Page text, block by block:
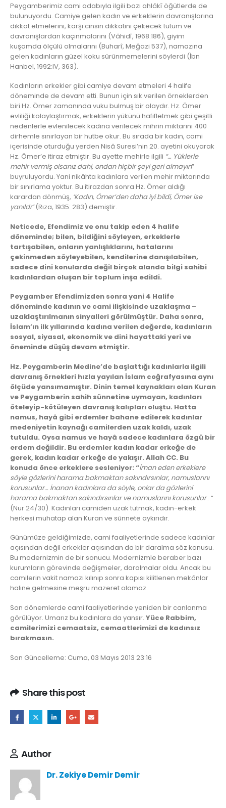
Peygamberimiz cami adabıyla ilgili bazı ahlâkî öğütlerde de
bulunuyordu. Camiye gelen kadın ve erkeklerin davranışlarına
dikkat etmelerini, karşı cinsin dikkatini çekecek tutum ve
davranışlardan kaçınmalarını (Vâhidî, 1968:186), giyim
kuşamda ölçülü olmalarını (Buharî, Meğazi 537), namazına
gelen kadınların güzel koku sürünmemelerini söylerdi (İbn
Hanbel, 1992:IV, 363).
Kadınların erkekler gibi camiye devam etmeleri 4 halife
döneminde de devam etti. Bunun için sık verilen örneklerden
biri Hz. Ömer zamanında vuku bulmuş bir olaydır. Hz. Ömer
evliliği kolaylaştırmak, erkeklerin yükünü hafifletmek gibi çeşitli
nedenlerle evlenilecek kadına verilecek mihrin miktarını 400
dirhemle sınırlayan bir hutbe okur. Bu sırada bir kadın, cami
içerisinde oturduğu yerden Nisâ Suresi’nin 20. ayetini okuyarak
Hz. Ömer’e itiraz etmiştir. Bu ayette mehirle ilgili “… Yüklerle
mehir vermiş olsanız dahi, ondan hiçbir şeyi geri almayın”
buyruluyordu. Yani nikâhta kadınlara verilen mehir miktarında
bir sınırlama yoktur. Bu itirazdan sonra Hz. Ömer aldığı
karardan dönmüş, ‘Kadın, Ömer’den daha iyi bildi, Ömer ise
yanıldı”(Rıza, 1935: 283) demiştir.
Neticede, Efendimiz ve onu takip eden 4 halife
döneminde; bilen, bildiğini söyleyen, erkeklerle
tartışabilen, onların yanlışlıklarını, hatalarını
çekinmeden söyleyebilen, kendilerine danışılabilen,
sadece dini konularda değil birçok alanda bilgi sahibi
kadınlardan oluşan bir toplum inşa edildi.
Peygamber Efendimizden sonra yani 4 Halife
döneminde kadının ve cami ilişkisinde uzaklaşma –
uzaklaştırılmanın sinyalleri görülmüştür. Daha sonra,
İslam’ın ilk yıllarında kadına verilen değerde, kadınların
sosyal, siyasal, ekonomik ve dini hayattaki yeri ve
öneminde düşüş devam etmiştir.
Hz. Peygamberin Medine’de başlattığı kadınlarla ilgili
davranış örnekleri hızla yayılan İslam coğrafyasına aynı
ölçüde yansımamıştır. Dinin temel kaynakları olan Kuran
ve Peygamberin sahih sünnetine uymayan, kadınları
öteleyip-kötüleyen davranış kalıpları oluştu. Hatta
namus, hayâ gibi erdemler bahane edilerek kadınlar
medeniyetin kaynağı camilerden uzak kaldı, uzak
tutuldu. Oysa namus ve hayâ sadece kadınlara özgü bir
erdem değildir. Bu erdemler kadın kadar erkeğe de
gerek, kadın kadar erkeğe de yakışır. Allah CC. Bu
konuda önce erkeklere sesleniyor: “İman eden erkeklere
söyle gözlerini harama bakmaktan sakındırsınlar, namuslarını
korusunlar… İnanan kadınlara da söyle, onlar da gözlerini
harama bakmaktan sakındırsınlar ve namuslarını korusunlar…”
(Nur 24/30). Kadınları camiden uzak tutmak, kadın-erkek
herkesi muhatap alan Kuran ve sünnete aykırıdır.
Günümüze geldiğimizde, cami faaliyetlerinde sadece kadınlar
açısından değil erkekler açısından da bir daralma söz konusu.
Bu modernizmin de bir sonucu. Modernizmle beraber bazı
kurumların görevinde değişmeler, daralmalar oldu. Ancak bu
camilerin vakit namazı kılınıp sonra kapısı kilitlenen mekânlar
haline gelmesine meşru mazeret olamaz.
Son dönemlerde cami faaliyetlerinde yeniden bir canlanma
görülüyor. Umarız bu kadınlara da yansır. Yüce Rabbim,
camilerimizi cemaatsiz, cemaatlerimizi de kadınsız
bırakmasın.
Son Güncelleme: Cuma, 03 Mayıs 2013 23:16
Share this post
Author
Dr. Zekiye Demir Demir